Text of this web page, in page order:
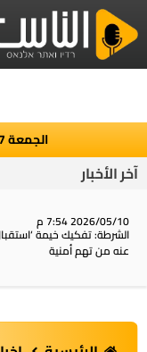
الجمعة 7 أغسطس 2026
آخر الأخبار
2026/05/10 7:54 م
الشرطة: تفكيك خيمة
عنه من تهم أمنية